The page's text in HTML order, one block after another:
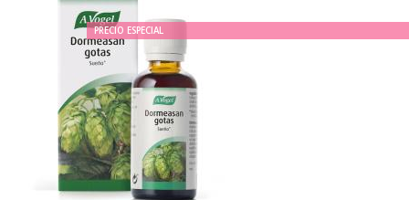
PRECIO ESPECIAL